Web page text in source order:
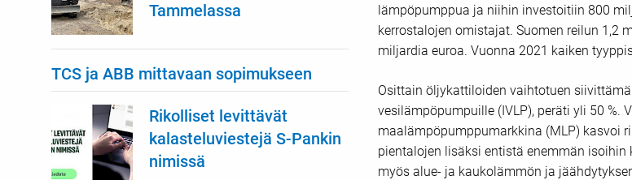
lämpöpumppua ja niihin investoitiin 800
kerrostalojen omistajat. Suomen reilun 1,2
miljardia euroa. Vuonna 2021 kaiken
Osittain öljykattiloiden vaihtotuen
vesilämpöpumpuille (IVLP), peräti yli 50
maalämpöpumppumarkkina (MLP) kasvoi
pientalojen lisäksi entistä enemmän
myös alue- ja kaukolämmön ja
Tammelassa
TCS ja ABB mittavaan sopimukseen
Rikolliset levittävät
kalasteluviestejä S-Pankin
nimissä